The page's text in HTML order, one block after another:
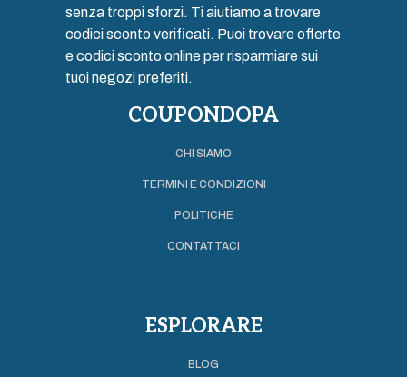
senza troppi sforzi. Ti aiutiamo a trovare
codici sconto verificati. Puoi trovare offerte
e codici sconto online per risparmiare sui
tuoi negozi preferiti.
COUPONDOPA
CHI SIAMO
TERMINI E CONDIZIONI
POLITICHE
CONTATTACI
ESPLORARE
BLOG